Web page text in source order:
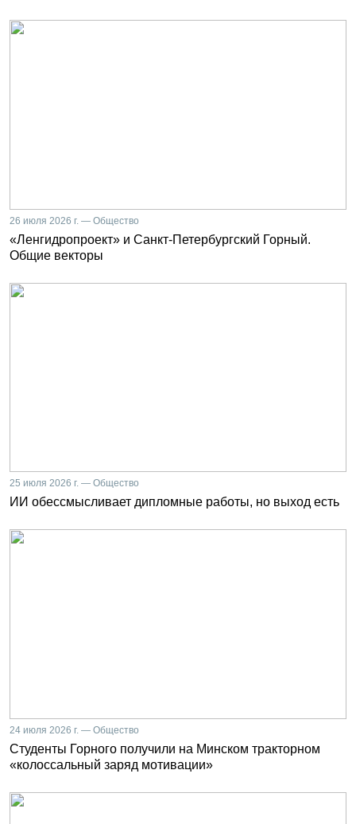
26 июля 2026 г. — Общество
«Ленгидропроект» и Санкт-Петербургский Горный.
Общие векторы
25 июля 2026 г. — Общество
ИИ обессмысливает дипломные работы, но выход есть
24 июля 2026 г. — Общество
Студенты Горного получили на Минском тракторном
«колоссальный заряд мотивации»